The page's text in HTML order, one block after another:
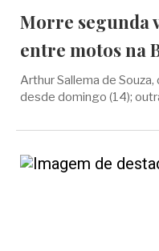
Morre segunda
entre motos na
Arthur Sallema de
desde domingo (14);